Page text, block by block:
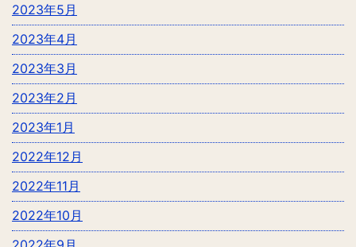
2023年5月
2023年4月
2023年3月
2023年2月
2023年1月
2022年12月
2022年11月
2022年10月